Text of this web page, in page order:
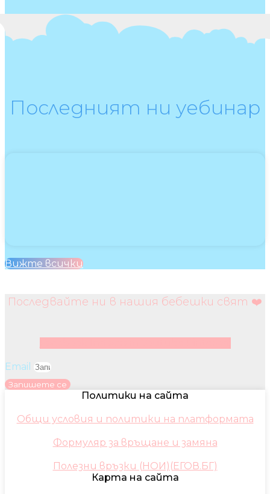
Последният ни уебинар
Вижте всички
Последвайте ни в нашия бебешки свят ❤️
Email
Запишете се
Политики на сайта
Общи условия и политики на платформата
Формуляр за връщане и замяна
Полезни връзки (НОИ)(ЕГОВ.БГ)
Карта на сайта